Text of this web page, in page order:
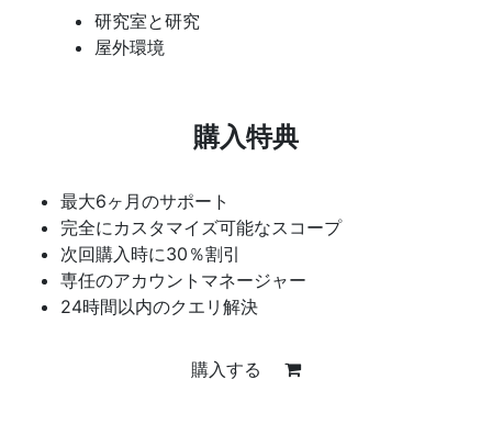
研究室と研究
屋外環境
購入特典
最大6ヶ月のサポート
完全にカスタマイズ可能なスコープ
次回購入時に30％割引
専任のアカウントマネージャー
24時間以内のクエリ解決
購入する